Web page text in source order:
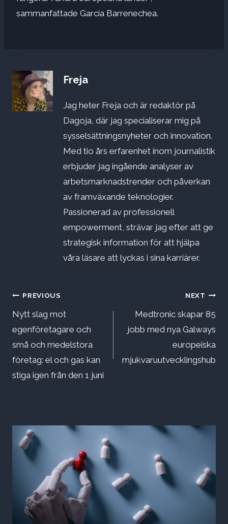
sammanfattade García Barrenechea.
Freja
Jag heter Freja och är redaktör på
Dagoja, där jag specialiserar mig på
sysselsättningsnyheter och innovation.
Med tio års erfarenhet inom journalistik
erbjuder jag ingående analyser av
arbetsmarknadstrender och påverkan
av framväxande teknologier.
Passionerad av professionell
empowerment, strävar jag efter att ge
strategisk information för att hjälpa
våra läsare att lyckas i sina karriärer.
Inläggsnavigering
PREVIOUS
Nytt slag mot
egenföretagare och
små och medelstora
företag: el och gas kan
stiga igen från den 1 juni
NEXT
Medtronic skapar 85
jobb med nya Galways
europeiska
mjukvaruutvecklingshub